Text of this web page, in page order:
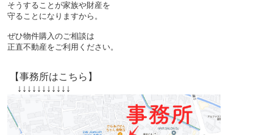
そうすることが家族や財産を
守ることになりますから。
ぜひ物件購入のご相談は
正直不動産をご利用ください。
【事務所はこちら】
↓↓↓↓↓↓↓↓↓↓↓